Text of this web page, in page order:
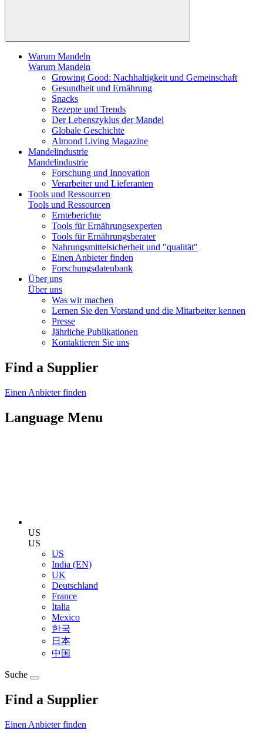
Warum Mandeln
Warum Mandeln
Growing Good: Nachhaltigkeit und Gemeinschaft
Gesundheit und Ernährung
Snacks
Rezepte und Trends
Der Lebenszyklus der Mandel
Globale Geschichte
Almond Living Magazine
Mandelindustrie
Mandelindustrie
Forschung und Innovation
Verarbeiter und Lieferanten
Tools und Ressourcen
Tools und Ressourcen
Ernteberichte
Tools für Ernährungsexperten
Tools für Ernährungsberater
Nahrungsmittelsicherheit und "qualität"
Einen Anbieter finden
Forschungsdatenbank
Über uns
Über uns
Was wir machen
Lernen Sie den Vorstand und die Mitarbeiter kennen
Presse
Jährliche Publikationen
Kontaktieren Sie uns
Find a Supplier
Einen Anbieter finden
Language Menu
US
US
US
India (EN)
UK
Deutschland
France
Italia
Mexico
한국
日本
中国
Suche
Find a Supplier
Einen Anbieter finden